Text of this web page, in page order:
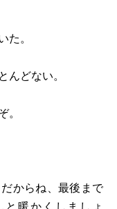
た。
んどない。
。
からね、最後まで
暖かくしましょ